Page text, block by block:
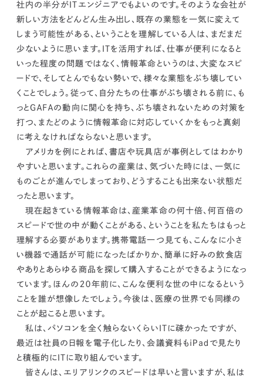
社内の半分がＩＴエンジニアでもよいのです。そのような会社が
新しい方法をどんどん生み出し、既存の業態を一気に変えて
しまう可能性がある、ということを理解している人は、まだまだ
少ないように思います。 ＩＴを活用すれば、仕事が便利になると
いった程度の問題ではなく、情報革命というのは、大変なスピ
ードで、そしてとんでもない勢いで、様々な業態をぶち壊してい
くことでしょう。 従って、自分たちの仕事がぶち壊される前に、も
っとＧＡＦＡの動向に関心を持ち、ぶち壊されないための対策を
打つ、またどのように情報革命に対応していくかをもっと真剣
に考えなければならないと思います。
アメリカを例にとれば、書店や玩具店が事例としてはわかり
やすいと思います。これらの産業は、気づいた時には、一気に
ものごとが進んでしまっており、どうすることも出来ない状態だ
ったと思います。
現在起きている情報革命は、産業革命の何十倍、何百倍の
スピードで世の中が動くことがある、ということを私たちはもっと
理解する必要があります。携帯電話一つ見ても、こんなに小さ
い機器で通話が可能になったばかりか、簡単に好みの飲食店
やありとあらゆる商品を探して購入することができるようになっ
ています。ほんの２０年前に、こんな便利な世の中になるという
ことを誰が想像したでしょう。今後は、医療の世界でも同様の
ことが起こると思います。
私は、パソコンを全く触らないくらいＩＴに疎かったですが、
最近は社員の日報を電子化したり、会議資料もｉＰａｄで見たり
と積極的にＩＴに取り組んでいます。
皆さんは、エリアリンクのスピードは早いと言いますが、私は